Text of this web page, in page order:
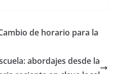
de horario para la
abordajes desde la